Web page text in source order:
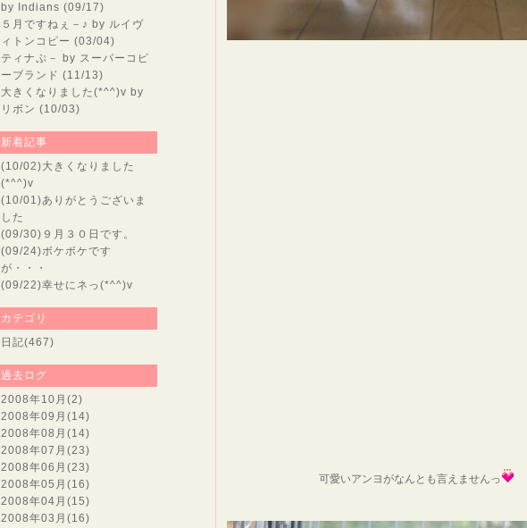
by Indians (09/17)
５月ですねぇ－♪ by ルイヴ
ィトンコピー (03/04)
ティナぷ－
by スーパーコピ
ーブランド (11/13)
大きくなりました(*^^)v by
リボン (10/03)
新着記事
(10/02)大きくなりました
(*^^)v
(10/01)ありがとうございま
した
(09/30) ９月３０日です。
(09/24)ボケボケです
が・・・
(09/22)幸せにネっ(*^^)v
カテゴリ
日記(467)
過去ログ
2008年10月 (2)
2008年09月 (14)
2008年08月 (14)
2008年07月 (23)
2008年06月 (23)
2008年05月 (16)
2008年04月 (15)
2008年03月 (16)
可愛いアンヨがなんとも言えませんっ